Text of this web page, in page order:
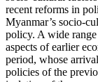
recent reforms in
Myanmar’s socio-
policy. A wide
aspects of earlier
period, whose
policies of the